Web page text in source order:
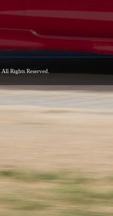
. All Rights Reserved.